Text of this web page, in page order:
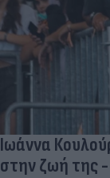
Ιωάννα
στην ζωή της